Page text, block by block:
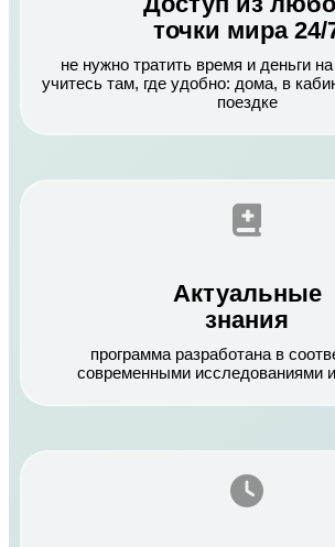
точки мира 24/
не нужно тратить время и деньги
учитесь там, где удобно: дома, в
поездке
Актуальные
знания
программа разработана в
современными исследованиями